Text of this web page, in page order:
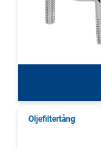
Oljefiltertång